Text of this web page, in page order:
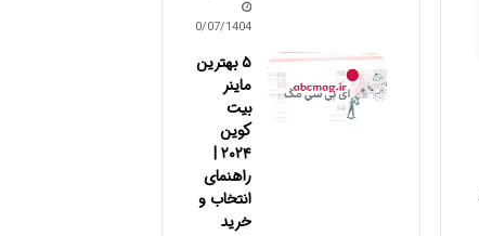
10/07/1404
۵ بهترین
ماینر
بیت
کوین
۲۰۲۴ |
راهنمای
انتخاب و
خرید